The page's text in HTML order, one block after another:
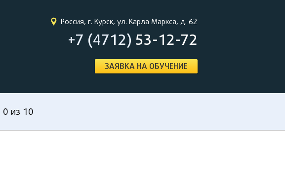
Россия, г. Курск, ул. Карла Маркса, д. 62
+7 (4712) 53-12-72
ЗАЯВКА НА ОБУЧЕНИЕ
0 из 10